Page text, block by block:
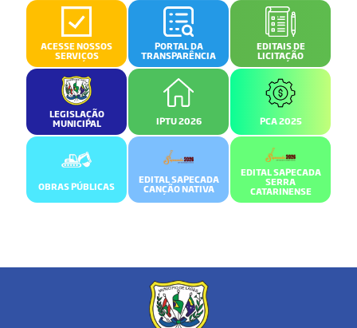
ACESSE NOSSOS
SERVIÇOS
PORTAL DA
TRANSPARÊNCIA
EDITAIS DE
LICITAÇÃO
LEGISLAÇÃO
MUNICIPAL IPTU 2026 PCA 2025
OBRAS PÚBLICAS
EDITAL SAPECADA
CANÇÃO NATIVA
EDITAL SAPECADA
SERRA
CATARINENSE